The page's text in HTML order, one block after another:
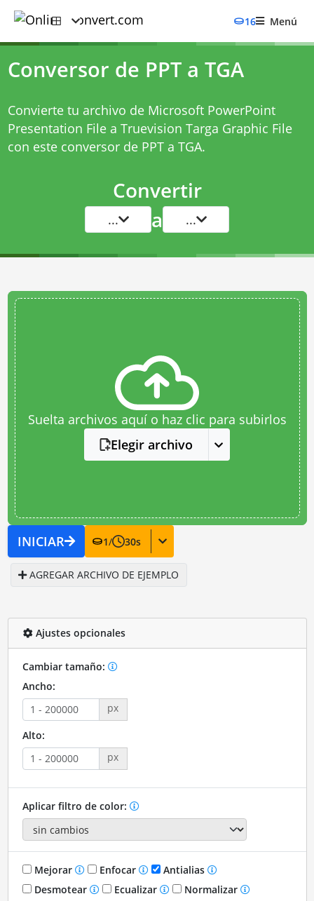
16 Menú
Conversor de PPT a TGA
Convierte tu archivo de Microsoft PowerPoint
Presentation File a Truevision Targa Graphic File
con este conversor de PPT a TGA.
Convertir
... a ...
Suelta archivos aquí o haz clic para subirlos
Elegir archivo
INICIAR 1/ 30s
AGREGAR ARCHIVO DE EJEMPLO
Ajustes opcionales
Cambiar tamaño:
Ancho:
px
Alto:
px
Aplicar filtro de color:
Mejorar Enfocar
Antialias
Desmotear
Ecualizar
Normalizar